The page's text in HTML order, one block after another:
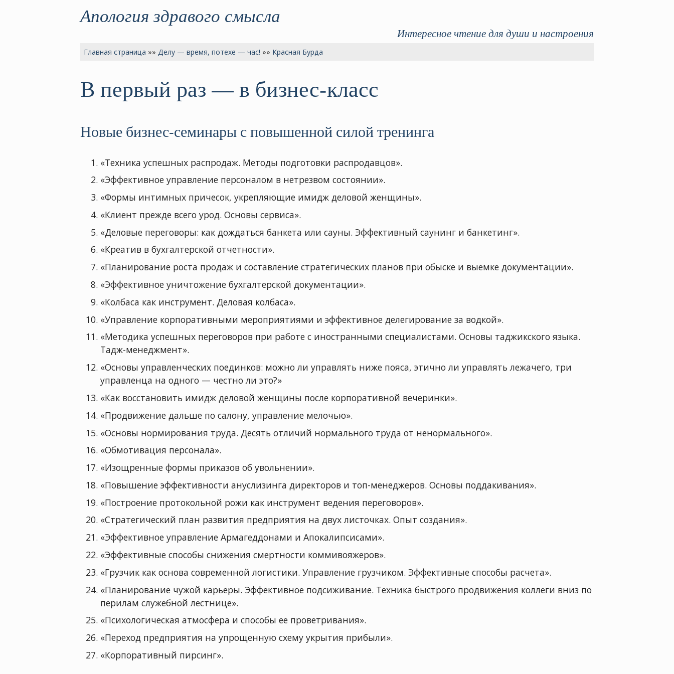
Апология здравого смысла
Интересное чтение для души и настроения
Главная страница »» Делу — время, потехе — час! »» Красная Бурда
В первый раз — в бизнес-класс
Новые бизнес-семинары с повышенной силой тренинга
«Техника успешных распродаж. Методы подготовки распродавцов».
«Эффективное управление персоналом в нетрезвом состоянии».
«Формы интимных причесок, укрепляющие имидж деловой женщины».
«Клиент прежде всего урод. Основы сервиса».
«Деловые переговоры: как дождаться банкета или сауны. Эффективный саунинг и банкетинг».
«Креатив в бухгалтерской отчетности».
«Планирование роста продаж и составление стратегических планов при обыске и выемке документации».
«Эффективное уничтожение бухгалтерской документации».
«Колбаса как инструмент. Деловая колбаса».
«Управление корпоративными мероприятиями и эффективное делегирование за водкой».
«Методика успешных переговоров при работе с иностранными специалистами. Основы таджикского языка.
Тадж-менеджмент».
«Основы управленческих поединков: можно ли управлять ниже пояса, этично ли управлять лежачего, три
управленца на одного — честно ли это?»
«Как восстановить имидж деловой женщины после корпоративной вечеринки».
«Продвижение дальше по салону, управление мелочью».
«Основы нормирования труда. Десять отличий нормального труда от ненормального».
«Обмотивация персонала».
«Изощренные формы приказов об увольнении».
«Повышение эффективности ануслизинга директоров и топ-менеджеров. Основы поддакивания».
«Построение протокольной рожи как инструмент ведения переговоров».
«Стратегический план развития предприятия на двух листочках. Опыт создания».
«Эффективное управление Армагеддонами и Апокалипсисами».
«Эффективные способы снижения смертности коммивояжеров».
«Грузчик как основа современной логистики. Управление грузчиком. Эффективные способы расчета».
«Планирование чужой карьеры. Эффективное подсиживание. Техника быстрого продвижения коллеги вниз по
перилам служебной лестнице».
«Психологическая атмосфера и способы ее проветривания».
«Переход предприятия на упрощенную схему укрытия прибыли».
«Корпоративный пирсинг».